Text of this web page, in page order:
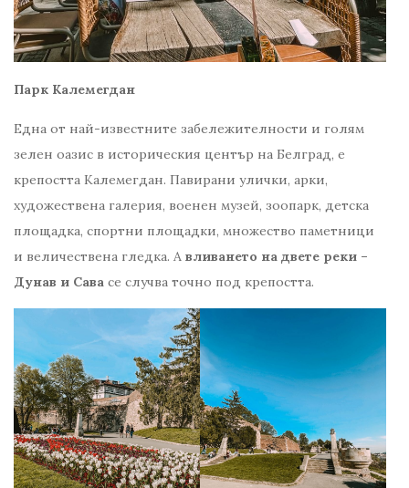
Парк Калемегдан
Една от най-известните забележителности и голям
зелен оазис в историческия център на Белград, е
крепостта Калемегдан. Павирани улички, арки,
художествена галерия, военен музей, зоопарк, детска
площадка, спортни площадки, множество паметници
и величествена гледка. А вливането на двете реки –
Дунав и Сава се случва точно под крепостта.